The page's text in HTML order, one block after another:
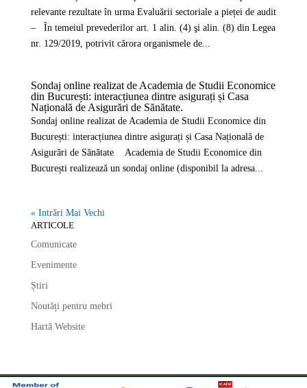
relevante rezultate în urma Evaluării sectoriale a pieței de audit
– În temeiul prevederilor art. 1 alin. (4) şi alin. (8) din Legea
nr. 129/2019, potrivit cărora organismele de...
Sondaj online realizat de Academia de Studii Economice
din București: interacțiunea dintre asigurați și Casa
Națională de Asigurări de Sănătate.
Sondaj online realizat de Academia de Studii Economice din
București: interacțiunea dintre asigurați și Casa Națională de
Asigurări de Sănătate Academia de Studii Economice din
București realizează un sondaj online (disponibil la adresa...
« Intrări Mai Vechi
ARTICOLE
Comunicate
Evenimente
Știri
Noutăți pentru mebri
Hartă Website